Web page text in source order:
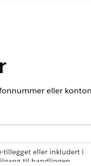
eller
eller inkludert i
til handlingen.